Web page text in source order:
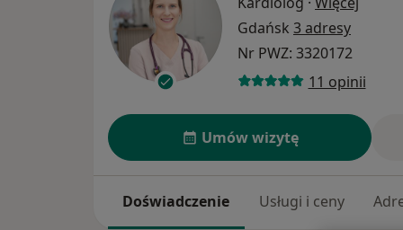
Gdańsk 3 adresy
Nr PWZ: 3320172
11 opinii
Umów wizytę
Doświadczenie Usługi i ceny